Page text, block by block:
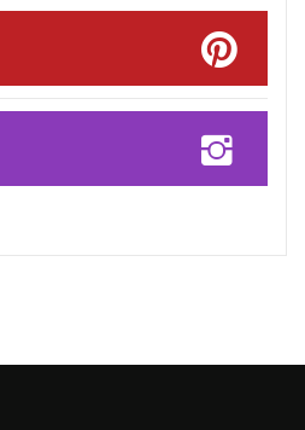
रंगला पंजाब बनाने के
रही है : मोहिंदर भगत